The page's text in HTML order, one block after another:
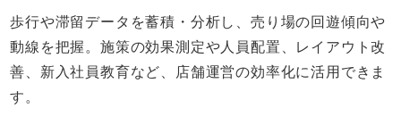
歩行や滞留データを蓄積・分析し、売り場の回遊傾向や
動線を把握。施策の効果測定や人員配置、レイアウト改
善、新入社員教育など、店舗運営の効率化に活用できま
す。